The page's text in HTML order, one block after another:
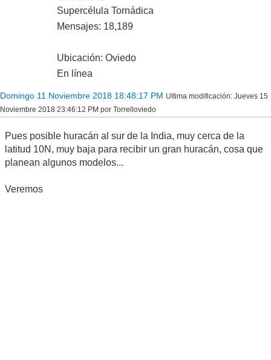
Supercélula Tornádica
Mensajes: 18,189
Ubicación: Oviedo
En línea
Domingo 11 Noviembre 2018 18:48:17 PM Ultima modificación: Jueves 15
Noviembre 2018 23:46:12 PM por Torrelloviedo
Pues posible huracán al sur de la India, muy cerca de la
latitud 10N, muy baja para recibir un gran huracán, cosa que
planean algunos modelos...
Veremos